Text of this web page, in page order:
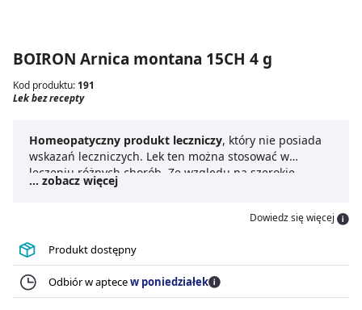
BOIRON Arnica montana 15CH 4 g
Kod produktu: 191
Lek bez recepty
Homeopatyczny produkt leczniczy, który nie posiada
wskazań leczniczych. Lek ten można stosować w
leczeniu różnych chorób. Ze względu na szerokie
zastosowanie do leku nie dodaje się ulotki, ani
... zobacz więcej
Dowiedz się więcej
Produkt dostępny
Odbiór w aptecew poniedziałek